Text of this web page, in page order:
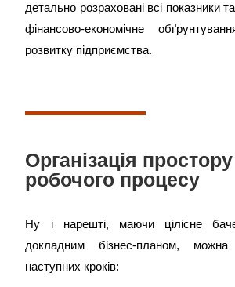
детально розраховані всі показники
фінансово-економічне
розвитку підприємства.
Організація
робочого процесу
Ну і нарешті, маючи цілісне
докладним бізнес-планом,
наступних кроків: